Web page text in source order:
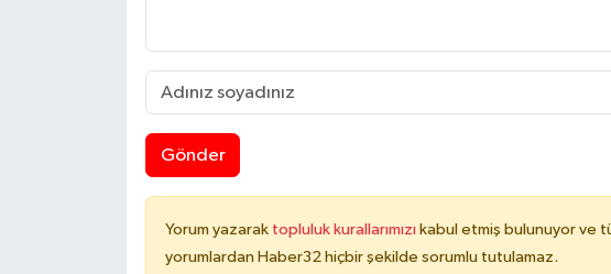
Gönder
Yorum yazarak topluluk kurallarımızı kabul etmiş bulunuyor ve
yorumlardan Haber32 hiçbir şekilde sorumlu tutulamaz.